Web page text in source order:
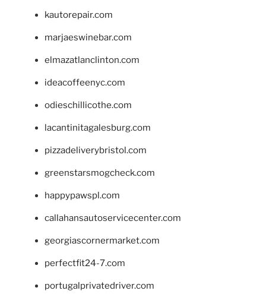
kautorepair.com
marjaeswinebar.com
elmazatlanclinton.com
ideacoffeenyc.com
odieschillicothe.com
lacantinitagalesburg.com
pizzadeliverybristol.com
greenstarsmogcheck.com
happypawspl.com
callahansautoservicecenter.com
georgiascornermarket.com
perfectfit24-7.com
portugalprivatedriver.com